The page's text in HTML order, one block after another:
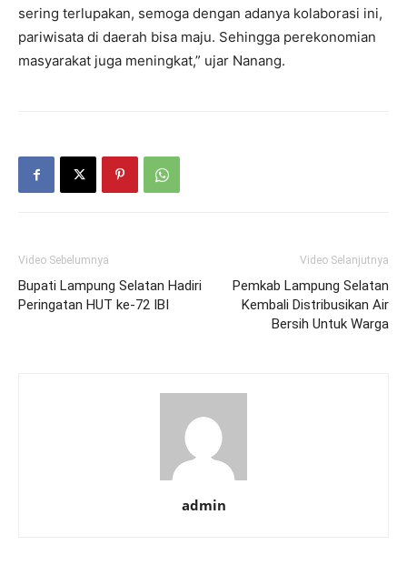
sering terlupakan, semoga dengan adanya kolaborasi ini,
pariwisata di daerah bisa maju. Sehingga perekonomian
masyarakat juga meningkat,” ujar Nanang.
Video Sebelumnya
Bupati Lampung Selatan Hadiri
Peringatan HUT ke-72 IBI
Video Selanjutnya
Pemkab Lampung Selatan
Kembali Distribusikan Air
Bersih Untuk Warga
admin